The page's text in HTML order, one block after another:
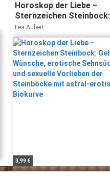
Horoskop der Liebe –
Sternzeichen Steinbock:
Geheime Wünsche,
Sehnsüchte und sexuelle
Vorlieben der
astral-erotischer
Lea Aubert
3,99 €